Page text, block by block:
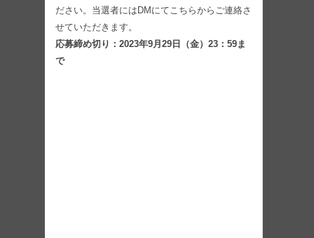
ださい。当選者にはDMにてこちらからご連絡さ
せていただきます。
応募締め切り：2023年9月29日（金）23：59ま
で